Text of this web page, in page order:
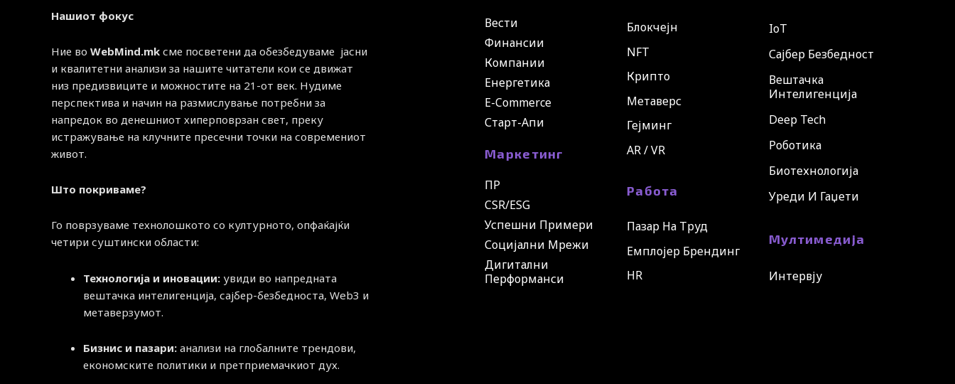
Нашиот фокус
Ние во WebMind.mk сме посветени да обезбедуваме јасни
и квалитетни анализи за нашите читатели кои се движат
низ предизвиците и можностите на 21-от век. Нудиме
перспектива и начин на размислување потребни за
напредок во денешниот хиперповрзан свет, преку
истражување на клучните пресечни точки на современиот
живот.
Што покриваме?
Го поврзуваме технолошкото со културното, опфаќајќи
четири суштински области:
Технологија и иновации: увиди во напредната
вештачка интелигенција, сајбер-безбедноста, Web3 и
метаверзумот.
Бизнис и пазари: анализи на глобалните трендови,
економските политики и претприемачкиот дух.
Вести
Финансии
Компании
Енергетика
E-Commerce
Старт-Апи
Маркетинг
ПР
CSR/ESG
Успешни Примери
Социјални Мрежи
Дигитални
Перформанси
Блокчејн
NFT
Крипто
Метаверс
Гејминг
AR / VR
Работа
Пазар На Труд
Емплојер Брендинг
HR
IoT
Сајбер Безбедност
Вештачка
Интелигенција
Deep Tech
Роботика
Биотехнологија
Уреди И Гаџети
Мултимедија
Интервју